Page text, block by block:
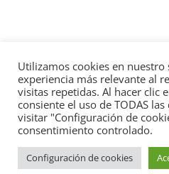
© Kasumai Elche 2025.
Utilizamos cookies en
experiencia más relevante al
visitas repetidas. Al hacer clic
consiente el uso de TODAS
visitar "Configuración de
consentimiento controlado.
Configuración de cookies